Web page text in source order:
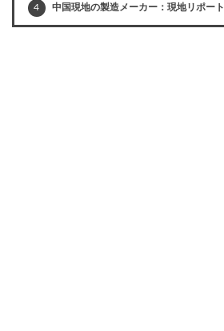
4 中国現地の製造メーカー：現地リポート